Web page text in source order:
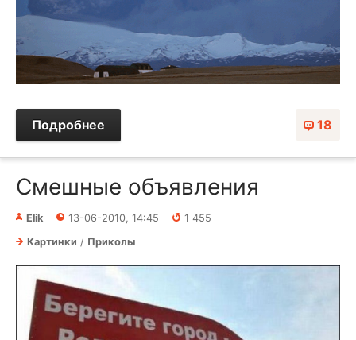
18
Подробнее
Смешные объявления
Elik 13-06-2010, 14:45
1 455
Картинки / Приколы